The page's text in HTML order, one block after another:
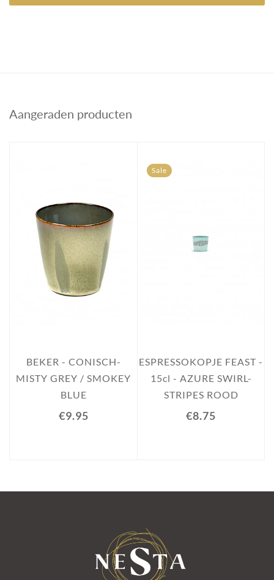
Aangeraden producten
BEKER - CONISCH-
MISTY GREY / SMOKEY
BLUE
€9.95
Sale
ESPRESSOKOPJE FEAST -
15cl - AZURE SWIRL-
STRIPES ROOD
€8.75